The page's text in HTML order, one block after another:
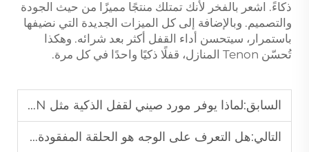
ذكاءً. اشعر بالفخر لأنك تمتلك منتجًا مميزًا من حيث الجودة
والتصميم. وبالإضافة إلى كل الميزات الجديدة التي نضيفها
باستمرار، سيتحسن أداء القفل أكثر بعد شرائه. وهكذا
تُحسّن Tenon المنازل، قفلًا ذكيًا واحدًا في كل مرة.
السابق:لماذا يوفر مورد صيني لقفل الذكية مثل TENON ميزة عالمية
التالي:هل التعرف على الوجه هو الحلقة المفقودة في منزلك الذكي؟ شرح لأهم 5 فوائد